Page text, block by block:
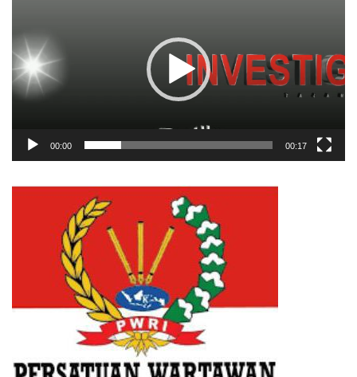
00:00 00:17